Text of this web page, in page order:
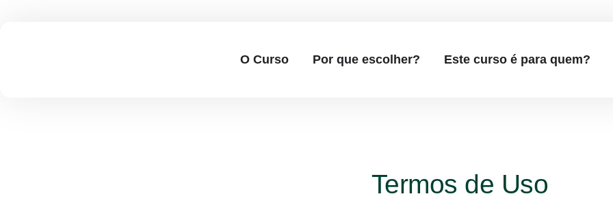
O Curso Por que escolher? Este curso é para quem?
Termos de Uso